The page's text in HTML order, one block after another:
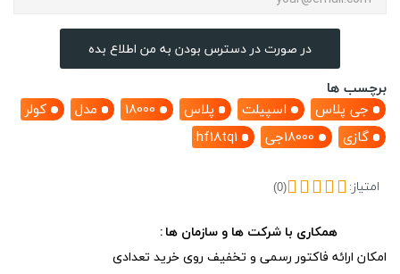
در صورت در دسترس بودن به من اطلاع بده
برچسب ها
جی پلاس
اسپیلت پلاس 18000 مدل
کولر
گازی
18000جی hf18tq1
امتیاز: (0)
همکاری با شرکت ها و سازمان ها
امکان ارائه فاکتور رسمی و تخفیف روی خرید تعدادی